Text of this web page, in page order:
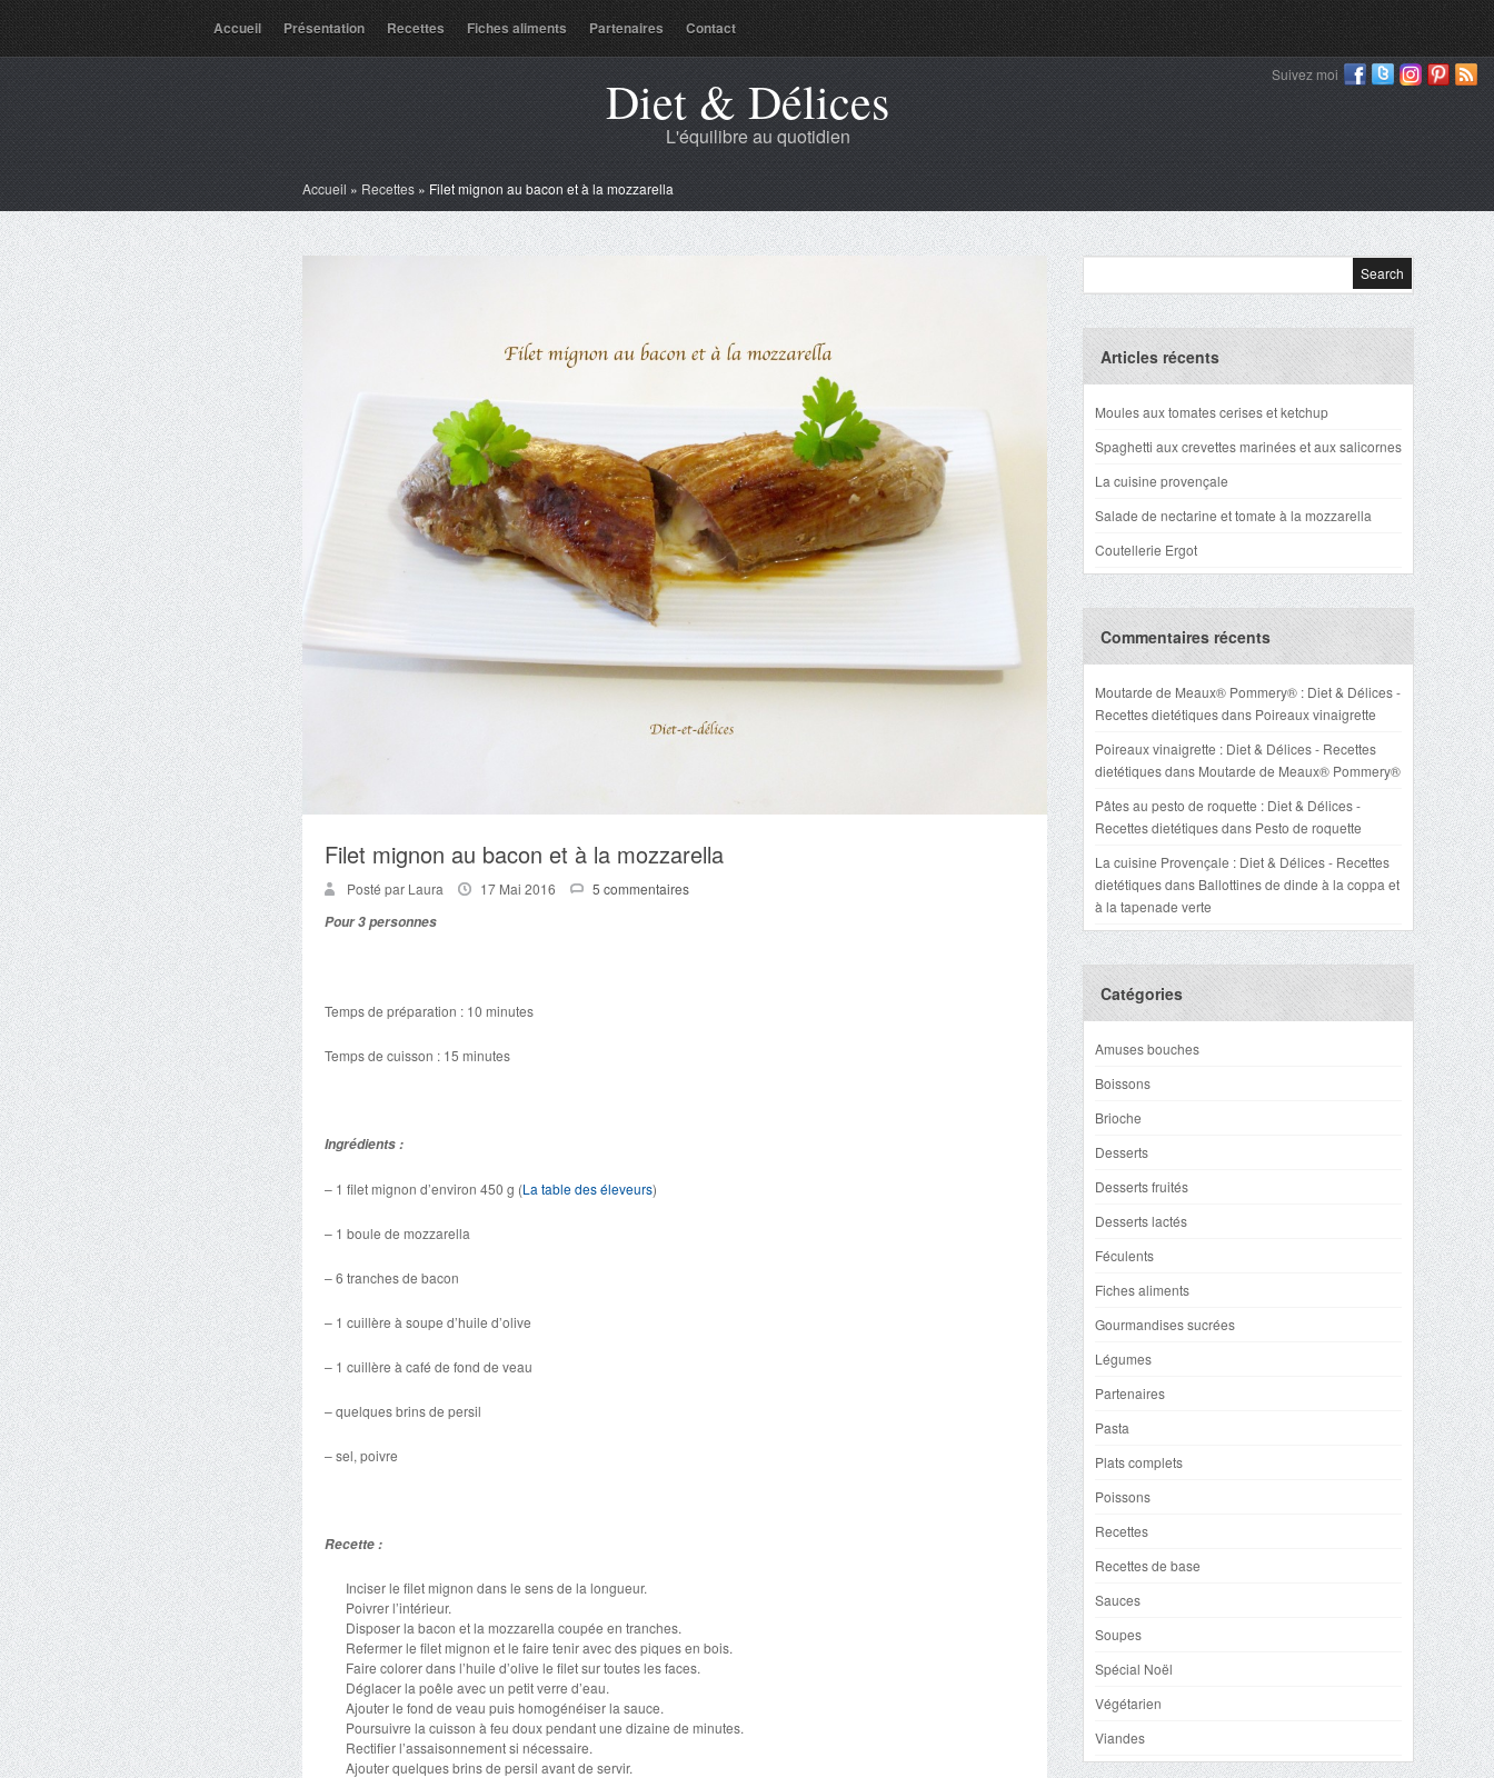
Accueil Présentation Recettes Fiches aliments Partenaires Contact
Suivez moi
Diet & Délices
L'équilibre au quotidien
Accueil » Recettes » Filet mignon au bacon et à la mozzarella
Filet mignon au bacon et à la mozzarella
Posté par Laura 17 Mai 2016
5 commentaires
Pour 3 personnes
Temps de préparation : 10 minutes
Temps de cuisson : 15 minutes
Ingrédients :
– 1 filet mignon d’environ 450 g (La table des éleveurs)
– 1 boule de mozzarella
– 6 tranches de bacon
– 1 cuillère à soupe d’huile d’olive
– 1 cuillère à café de fond de veau
– quelques brins de persil
– sel, poivre
Recette :
Inciser le filet mignon dans le sens de la longueur.
Poivrer l’intérieur.
Disposer la bacon et la mozzarella coupée en tranches.
Refermer le filet mignon et le faire tenir avec des piques en bois.
Faire colorer dans l’huile d’olive le filet sur toutes les faces.
Déglacer la poêle avec un petit verre d’eau.
Ajouter le fond de veau puis homogénéiser la sauce.
Poursuivre la cuisson à feu doux pendant une dizaine de minutes.
Rectifier l’assaisonnement si nécessaire.
Ajouter quelques brins de persil avant de servir.
Articles récents
Moules aux tomates cerises et ketchup
Spaghetti aux crevettes marinées et aux salicornes
La cuisine provençale
Salade de nectarine et tomate à la mozzarella
Coutellerie Ergot
Commentaires récents
Moutarde de Meaux® Pommery® : Diet & Délices -
Recettes dietétiquesdans Poireaux vinaigrette
Poireaux vinaigrette : Diet & Délices - Recettes
dietétiquesdans Moutarde de Meaux® Pommery®
Pâtes au pesto de roquette : Diet & Délices -
Recettes dietétiquesdans Pesto de roquette
La cuisine Provençale : Diet & Délices - Recettes
dietétiquesdans Ballottines de dinde à la coppa et
à la tapenade verte
Catégories
Amuses bouches
Boissons
Brioche
Desserts
Desserts fruités
Desserts lactés
Féculents
Fiches aliments
Gourmandises sucrées
Légumes
Partenaires
Pasta
Plats complets
Poissons
Recettes
Recettes de base
Sauces
Soupes
Spécial Noël
Végétarien
Viandes